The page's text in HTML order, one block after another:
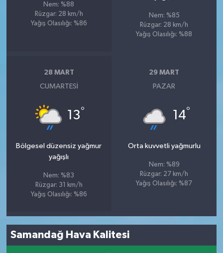
Nem: %88
Rüzgar: 28 km/h
Yağış Olasılığı: %86
Nem: %85
Rüzgar: 28 km/h
Yağış Olasılığı: %88
28 MART
CUMARTESI
13°
Bölgesel düzensiz yağmur
yağışlı
Nem: %83
Rüzgar: 31 km/h
Yağış Olasılığı: %86
29 MART
PAZAR
14°
Orta kuvvetli yağmurlu
Nem: %89
Rüzgar: 27 km/h
Yağış Olasılığı: %87
Samandağ Hava Kalitesi